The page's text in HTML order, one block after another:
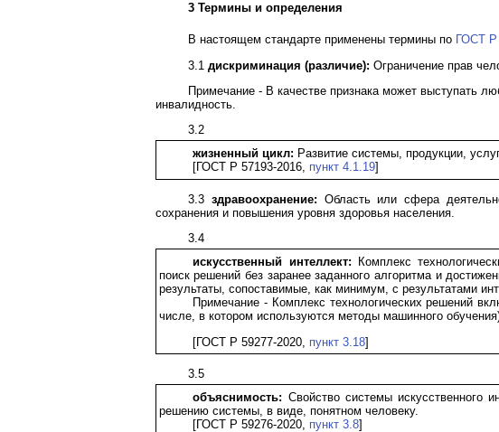
3 Термины и определения
В настоящем стандарте применены термины по ГОСТ Р
3.1 дискриминация (различие): Ограничение прав
Примечание - В качестве признака может выступать
инвалидность.
3.2
жизненный цикл: Развитие системы, продукции,
[ГОСТ Р 57193-2016, пункт 4.1.19]
3.3 здравоохранение: Область или сфера
сохранения и повышения уровня здоровья населения.
3.4
искусственный интеллект: Комплекс
поиск решений без заранее заданного алгоритма и
результаты, сопоставимые, как минимум, с результатами
Примечание - Комплекс технологических решений
числе, в котором используются методы машинного
[ГОСТ Р 59277-2020, пункт 3.18]
3.5
объяснимость: Свойство системы искусственного
решению системы, в виде, понятном человеку.
[ГОСТ Р 59276-2020, пункт 3.8]